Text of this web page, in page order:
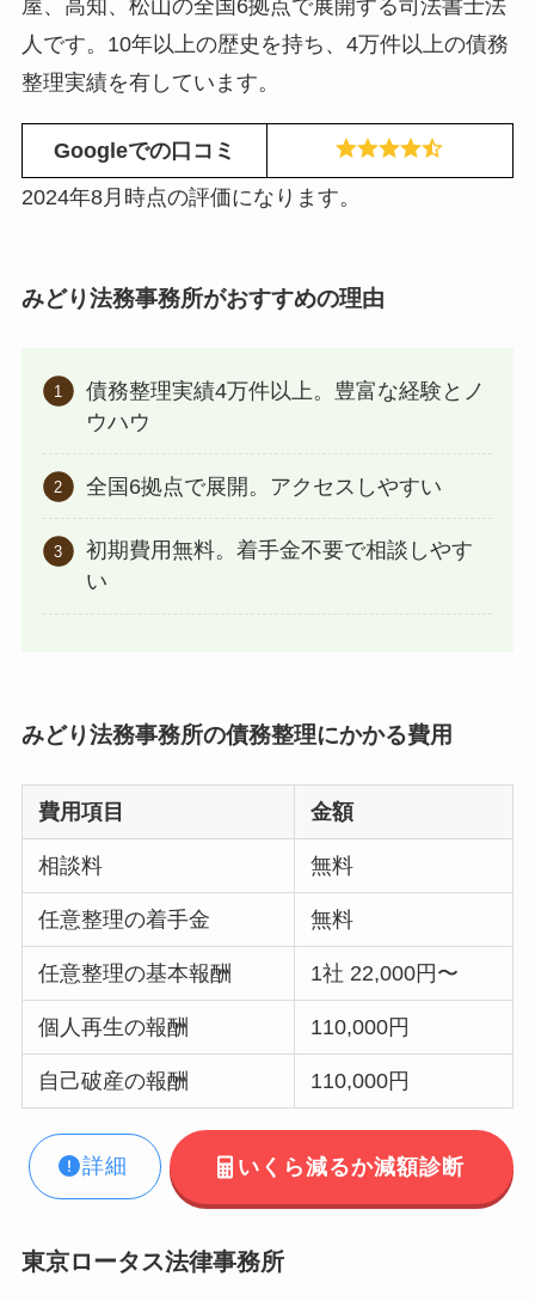
屋、高知、松山の全国6拠点で展開する司法書士法
人です。10年以上の歴史を持ち、4万件以上の債務
整理実績を有しています。
Googleでの口コミ
2024年8月時点の評価になります。
みどり法務事務所がおすすめの理由
債務整理実績4万件以上。豊富な経験とノ
ウハウ
全国6拠点で展開。アクセスしやすい
初期費用無料。着手金不要で相談しやす
い
みどり法務事務所の債務整理にかかる費用
費用項目 金額
相談料 無料
任意整理の着手金 無料
任意整理の基本報酬 1社 22,000円〜
個人再生の報酬 110,000円
自己破産の報酬 110,000円
詳細 いくら減るか減額診断
東京ロータス法律事務所